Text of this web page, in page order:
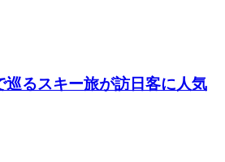
巡るスキー旅が訪日客に人気